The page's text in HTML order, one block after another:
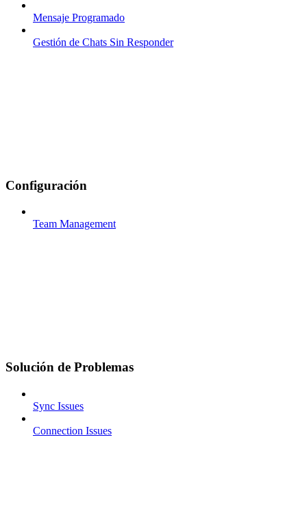
Mensaje Programado
Gestión de Chats Sin Responder
Configuración
Team Management
Solución de Problemas
Sync Issues
Connection Issues